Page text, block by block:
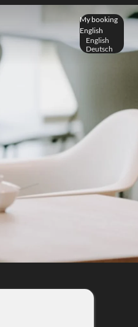
My booking
English
English
Deutsch